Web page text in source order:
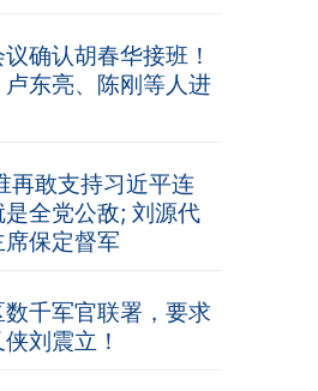
确认胡春华接班！
东亮、陈刚等人进
再敢支持习近平连
全党公敌; 刘源代
保定督军
千军官联署，要求
刘震立！